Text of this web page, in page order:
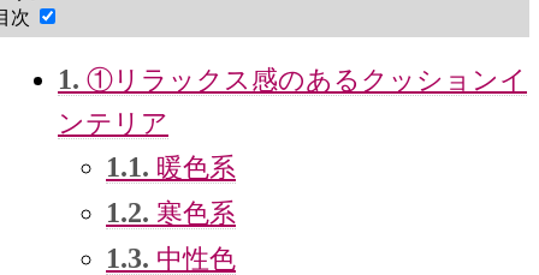
次
1. ①リラックス感のあるクッションイ
ンテリア
1.1. 暖色系
1.2. 寒色系
1.3. 中性色